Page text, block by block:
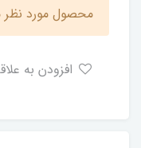
محصول مورد نظر